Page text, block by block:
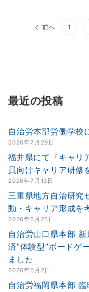
ー
送
り
前へ 1
最近の投稿
自治労本部労働学校
2026年7月29日
福井県にて『キャリ
員向けキャリア研修
2026年7月13日
三重県地方自治研究
動・キャリア形成を
2026年6月25日
自治労山口県本部
済”体験型”ボードゲ
ました
2026年6月2日
自治労福岡県本部